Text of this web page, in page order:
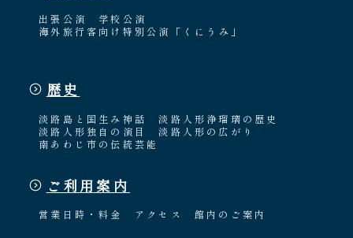
出張公演
学校公演
海外旅行客向け特別公演「くにうみ」
歴史
淡路島と国生み神話
淡路人形浄瑠璃の歴史
淡路人形独自の演目
淡路人形の広がり
南あわじ市の伝統芸能
ご利用案内
営業日時・料金 アクセス 館内のご案内